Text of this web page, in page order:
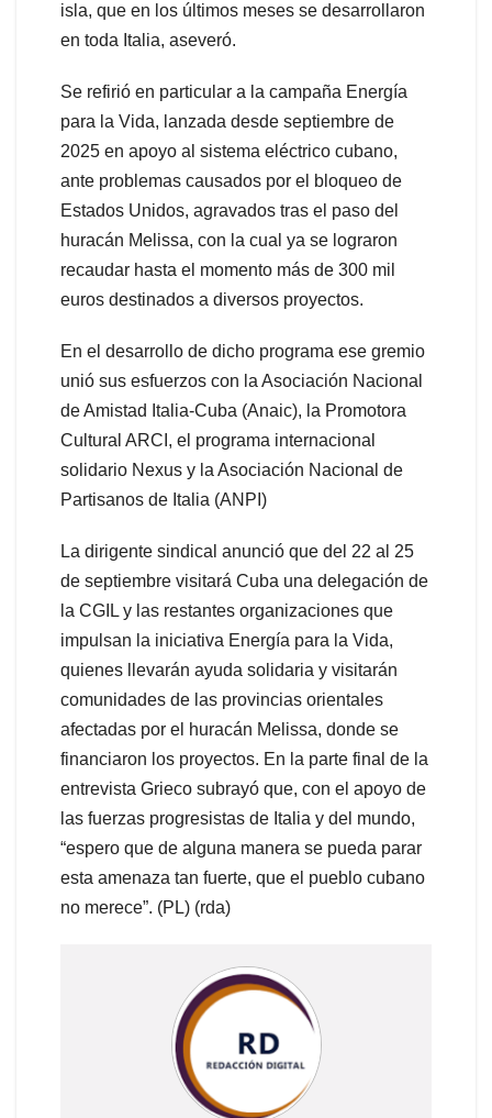
isla, que en los últimos meses se desarrollaron
en toda Italia, aseveró.
Se refirió en particular a la campaña Energía
para la Vida, lanzada desde septiembre de
2025 en apoyo al sistema eléctrico cubano,
ante problemas causados por el bloqueo de
Estados Unidos, agravados tras el paso del
huracán Melissa, con la cual ya se lograron
recaudar hasta el momento más de 300 mil
euros destinados a diversos proyectos.
En el desarrollo de dicho programa ese gremio
unió sus esfuerzos con la Asociación Nacional
de Amistad Italia-Cuba (Anaic), la Promotora
Cultural ARCI, el programa internacional
solidario Nexus y la Asociación Nacional de
Partisanos de Italia (ANPI)
La dirigente sindical anunció que del 22 al 25
de septiembre visitará Cuba una delegación de
la CGIL y las restantes organizaciones que
impulsan la iniciativa Energía para la Vida,
quienes llevarán ayuda solidaria y visitarán
comunidades de las provincias orientales
afectadas por el huracán Melissa, donde se
financiaron los proyectos. En la parte final de la
entrevista Grieco subrayó que, con el apoyo de
las fuerzas progresistas de Italia y del mundo,
“espero que de alguna manera se pueda parar
esta amenaza tan fuerte, que el pueblo cubano
no merece”. (PL) (rda)